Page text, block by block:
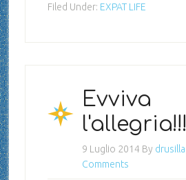
Filed Under: EXPAT LIFE
Evviva
l'allegria!!!
9 Luglio 2014 By drusilla
Comments